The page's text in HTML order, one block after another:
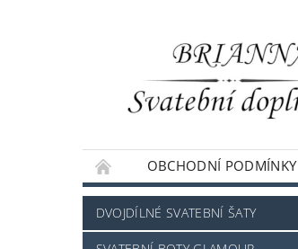
OBCHODNÍ PODMÍNKY
NAPIŠTE NÁM
DVOJDÍLNÉ SVATEBNÍ ŠATY